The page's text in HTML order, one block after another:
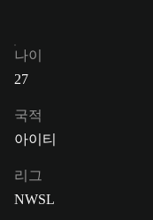
나이
27
국적
아이티
리그
NWSL